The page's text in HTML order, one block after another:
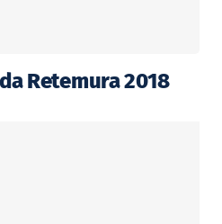
Retemura 2018